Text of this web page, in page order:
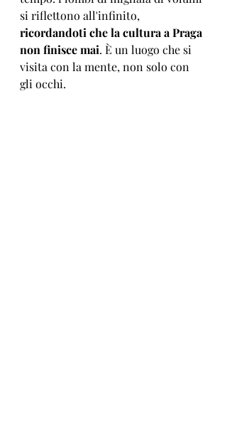
si riflettono all'infinito,
ricordandoti che la cultura a Praga
non finisce mai. È un luogo che si
visita con la mente, non solo con
gli occhi.